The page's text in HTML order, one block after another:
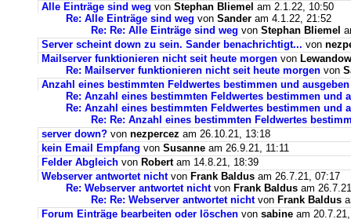
Alle Einträge sind weg von Stephan Bliemel am 2.1.22, 10:50
Re: Alle Einträge sind weg von Sander am 4.1.22, 21:52
Re: Re: Alle Einträge sind weg von Stephan Bliemel
Server scheint down zu sein. Sander benachrichtigt... von
Mailserver funktionieren nicht seit heute morgen von
Re: Mailserver funktionieren nicht seit heute morgen von
Anzahl eines bestimmten Feldwertes bestimmen und ausgeben
Re: Anzahl eines bestimmten Feldwertes bestimmen und
Re: Anzahl eines bestimmten Feldwertes bestimmen und
Re: Re: Anzahl eines bestimmten Feldwertes
server down? von nezpercez am 26.10.21, 13:18
kein Email Empfang von Susanne am 26.9.21, 11:11
Felder Abgleich von Robertam 14.8.21, 18:39
Webserver antwortet nichtvon Frank Baldus am 26.7.21, 07:17
Re: Webserver antwortet nichtvon Frank Baldus am
Re: Re: Webserver antwortet nichtvon Frank Baldus
Forum Einträge bearbeiten oder löschen von sabine am